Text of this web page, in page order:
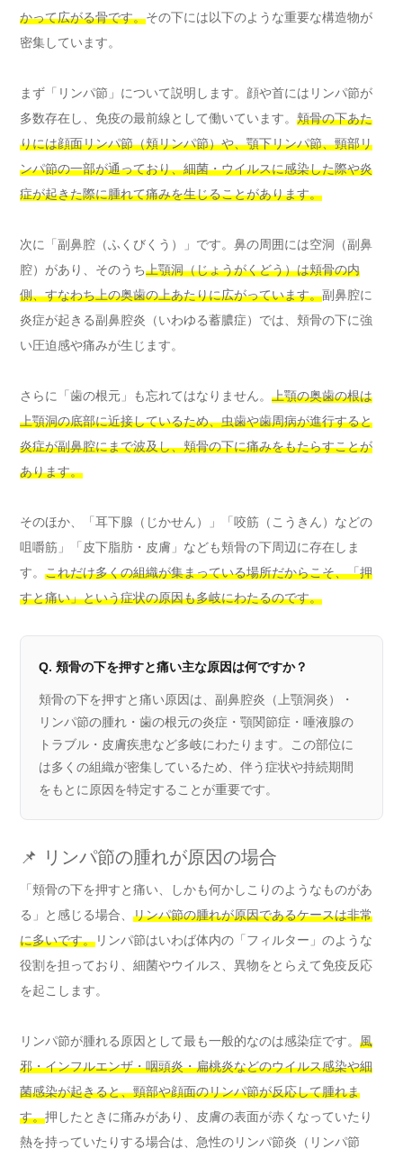
かって広がる骨です。その下には以下のような重要な構造物が
密集しています。
まず「リンパ節」について説明します。顔や首にはリンパ節が
多数存在し、免疫の最前線として働いています。 頬骨の下あた
りには顔面リンパ節（頬リンパ節）や、顎下リンパ節、頸部リ
ンパ節の一部が通っており、細菌・ウイルスに感染した際や炎
症が起きた際に腫れて痛みを生じることがあります。
次に「副鼻腔（ふくびくう）」です。鼻の周囲には空洞（副鼻
腔）があり、そのうち上顎洞（じょうがくどう）は頬骨の内
側、すなわち上の奥歯の上あたりに広がっています。副鼻腔に
炎症が起きる副鼻腔炎（いわゆる蓄膿症）では、頬骨の下に強
い圧迫感や痛みが生じます。
さらに「歯の根元」も忘れてはなりません。 上顎の奥歯の根は
上顎洞の底部に近接しているため、虫歯や歯周病が進行すると
炎症が副鼻腔にまで波及し、頬骨の下に痛みをもたらすことが
あります。
そのほか、「耳下腺（じかせん）」「咬筋（こうきん）などの
咀嚼筋」「皮下脂肪・皮膚」なども頬骨の下周辺に存在しま
す。 これだけ多くの組織が集まっている場所だからこそ、「押
すと痛い」という症状の原因も多岐にわたるのです。
Q. 頬骨の下を押すと痛い主な原因は何ですか？
頬骨の下を押すと痛い原因は、副鼻腔炎（上顎洞炎）・
リンパ節の腫れ・歯の根元の炎症・顎関節症・唾液腺の
トラブル・皮膚疾患など多岐にわたります。この部位に
は多くの組織が密集しているため、伴う症状や持続期間
をもとに原因を特定することが重要です。
📌 リンパ節の腫れが原因の場合
「頬骨の下を押すと痛い、しかも何かしこりのようなものがあ
る」と感じる場合、 リンパ節の腫れが原因であるケースは非常
に多いです。リンパ節はいわば体内の「フィルター」のような
役割を担っており、細菌やウイルス、異物をとらえて免疫反応
を起こします。
リンパ節が腫れる原因として最も一般的なのは感染症です。 風
邪・インフルエンザ・咽頭炎・扁桃炎などのウイルス感染や細
菌感染が起きると、頸部や顔面のリンパ節が反応して腫れま
す。押したときに痛みがあり、皮膚の表面が赤くなっていたり
熱を持っていたりする場合は、急性のリンパ節炎（リンパ節